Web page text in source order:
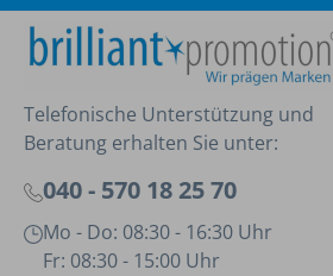
Telefonische Unterstützung und
Beratung erhalten Sie unter:
040 - 570 18 25 70
Mo - Do: 08:30 - 16:30 Uhr
Fr: 08:30 - 15:00 Uhr